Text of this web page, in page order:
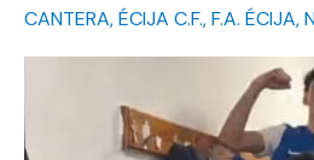
CANTERA,ÉCIJA C.F.,F.A. ÉCIJA,